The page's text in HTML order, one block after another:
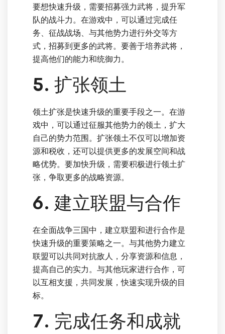
要想快速升级，需要招募强力武将，提升军
队的战斗力。在游戏中，可以通过完成任
务、征战战场、与其他势力进行外交等方
式，招募到更多的武将。要善于培养武将，
提高他们的能力和统御力。
5. 扩张领土
领土扩张是快速升级的重要手段之一。在游
戏中，可以通过征服其他势力的领土，扩大
自己的势力范围。扩张领土不仅可以增加资
源和税收，还可以提供更多的发展空间和战
略优势。要加快升级，需要积极进行领土扩
张，争取更多的战略资源。
6. 建立联盟与合作
在全面战争三国中，建立联盟和进行合作是
快速升级的重要策略之一。与其他势力建立
联盟可以共同对抗敌人，分享资源和信息，
提高自己的实力。与其他玩家进行合作，可
以互相支援，共同发展，快速实现升级的目
标。
7. 完成任务和成就